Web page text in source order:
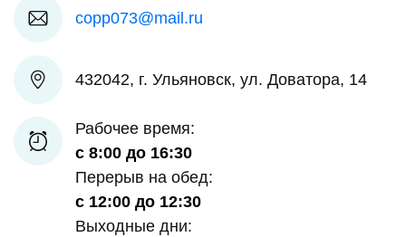
copp073@mail.ru
432042, г. Ульяновск, ул. Доватора, 14
Рабочее время:
с 8:00 до 16:30
Перерыв на обед:
с 12:00 до 12:30
Выходные дни: